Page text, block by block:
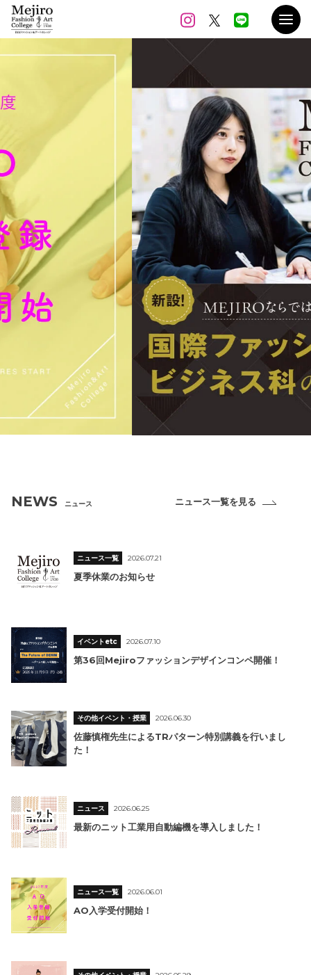
NEWS ニュース ニュース一覧を見る
ニュース一覧 2026.07.21
夏季休業のお知らせ
イベントetc 2026.07.10
第36回Mejiroファッションデザインコンペ開催！
その他イベント・授業 2026.06.30
佐藤慎権先生によるTRパターン特別講義を行いまし
た！
ニュース 2026.06.25
最新のニット工業用自動編機を導入しました！
ニュース一覧 2026.06.01
AO入学受付開始！